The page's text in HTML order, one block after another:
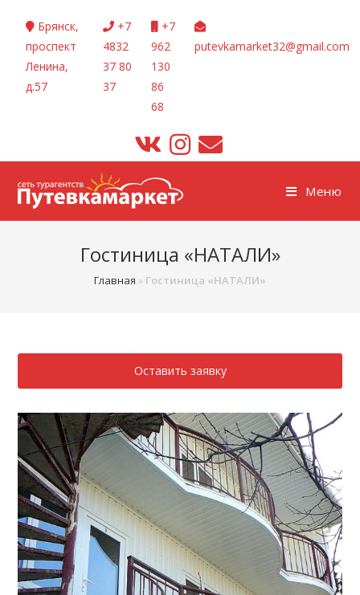
Перейти
содержимому
Брянск,
проспект
Ленина,
д.57
+7
4832
37 80
37
+7
962
130
86
68
putevkamarket32@gmail.com
Меню
Гостиница «НАТАЛИ»
Главная » Гостиница «НАТАЛИ»
Оставить заявку